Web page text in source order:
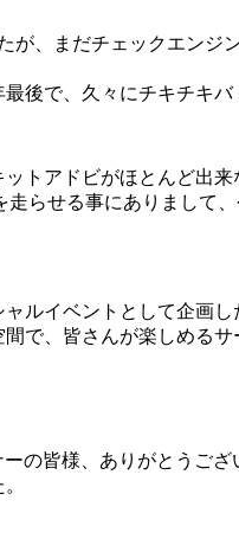
が、まだチェックエン
後で、久々にチキチキバ
トアドビがほとんど出来
らせる事にありまして
ルイベントとして企画し
で、皆さんが楽しめる
の皆様、ありがとうご